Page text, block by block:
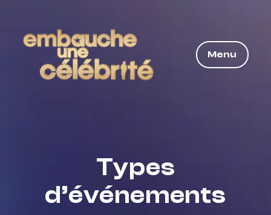
Menu
Types
d’événements